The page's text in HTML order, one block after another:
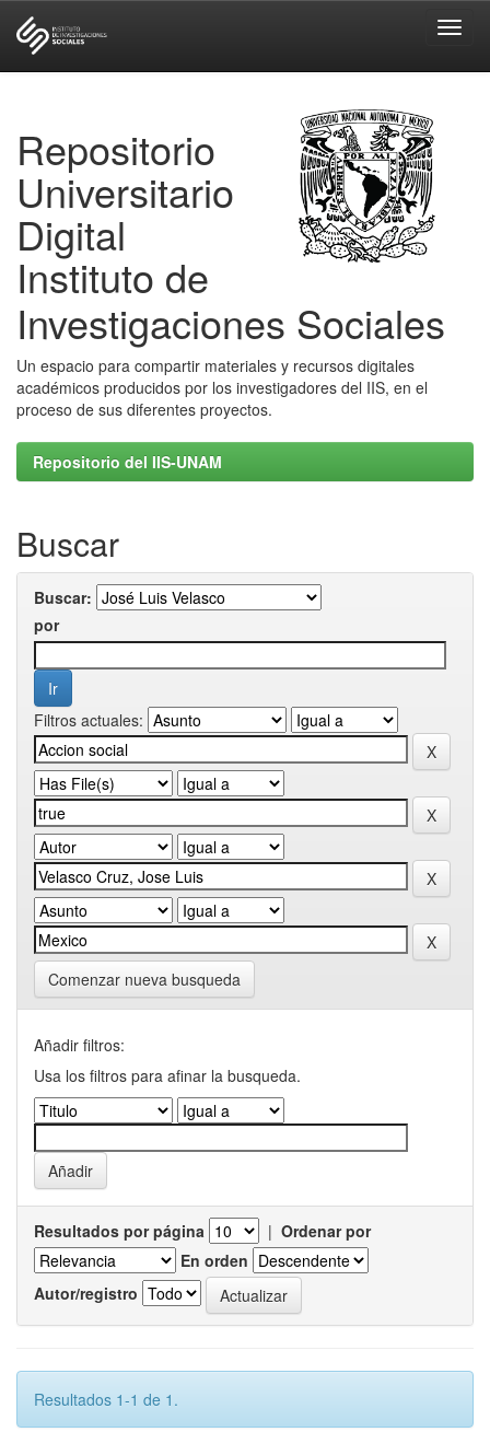
Repositorio
Universitario
Digital
Instituto de
Investigaciones Sociales
Un espacio para compartir materiales y recursos digitales
académicos producidos por los investigadores del IIS, en el
proceso de sus diferentes proyectos.
Repositorio del IIS-UNAM
Buscar
Buscar:
por
Filtros actuales:
Comenzar nueva busqueda
Añadir filtros:
Usa los filtros para afinar la busqueda.
Resultados por página | Ordenar por
En orden
Autor/registro
Resultados 1-1 de 1.